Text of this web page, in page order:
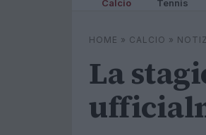
Calcio Tennis
HOME » CALCIO »
La